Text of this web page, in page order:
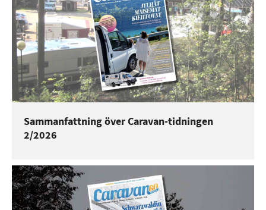
Sammanfattning över Caravan-tidningen
2/2026